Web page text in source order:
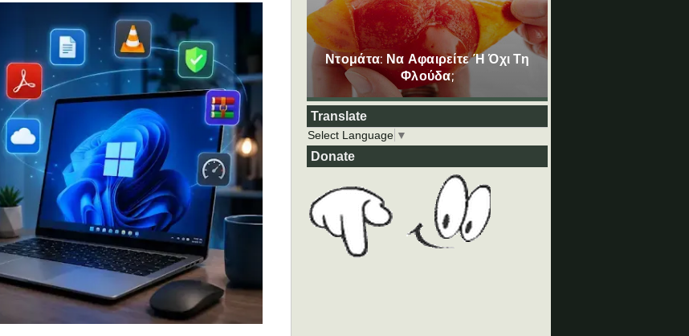
Ντομάτα: Να Αφαιρείτε Ή Όχι Τη
Φλούδα;
Translate
Select Language ▼
Donate